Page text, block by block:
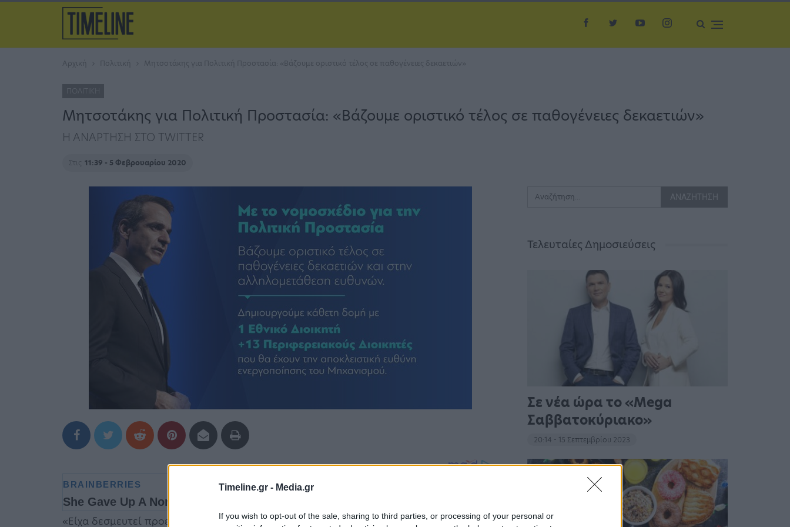
Timeline.gr - Media.gr
If you wish to opt-out of the sale, sharing to third parties, or processing of your personal or
Αρχική Πολιτική Μητσοτάκης για Πολιτική Προστασία: «Βάζουμε οριστικό τέλος σε παθογένειες δεκαετιών»
ΠΟΛΙΤΙΚΉ
Μητσοτάκης για Πολιτική Προστασία: «Βάζουμε οριστικό τέλος σε παθογένειες δεκαετιών»
Η ΑΝΑΡΤΗΣΗ ΣΤΟ TWITTER
Στις 11:39 - 5 Φεβρουαρίου 2020
«Είχα δεσμευτεί προεκλογικά πως θα αναδιαρθρώσουμε άμεσα την Πολιτική
Τελευταίες Δημοσιεύσεις
Σε νέα ώρα το «Mega
Σαββατοκύριακο»
20:14 - 15 Σεπτεμβρίου 2023